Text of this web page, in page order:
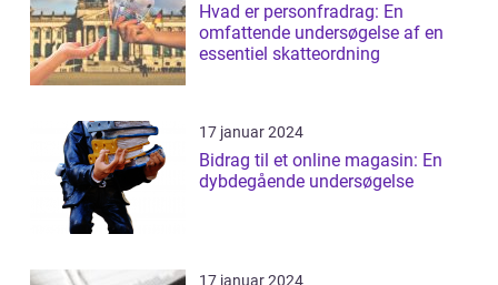
Hvad er personfradrag: En
omfattende undersøgelse af en
essentiel skatteordning
17 januar 2024
Bidrag til et online magasin: En
dybdegående undersøgelse
17 januar 2024